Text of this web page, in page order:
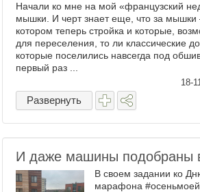
Начали ко мне на мой «французский
мышки. И черт знает еще, что за
котором теперь стройка и которые,
для переселения, то ли классические
которые поселились навсегда под
первый раз ...
18-
Развернуть
И даже машины подобраны
В своем задании ко
марафона